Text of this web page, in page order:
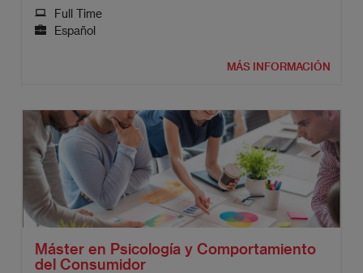
Full Time
Español
MÁS INFORMACIÓN
Máster en Psicología y Comportamiento
del Consumidor